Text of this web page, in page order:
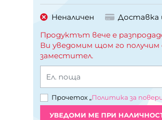
Неналичен
Доставка
Продуктът вече е
Ви уведомим щом го
заместител.
Ел. поща
Прочетох „Политика за
УВЕДОМИ МЕ ПРИ